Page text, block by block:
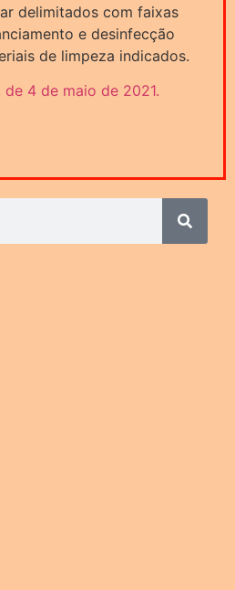
delimitados com faixas
e desinfecção
de limpeza indicados.
4 de maio de 2021.